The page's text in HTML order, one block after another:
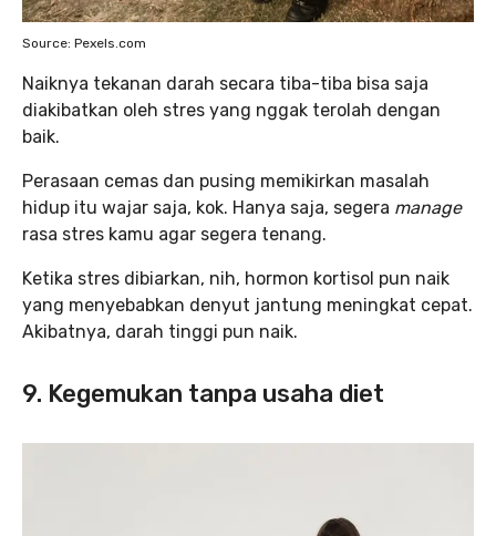
Source: Pexels.com
Naiknya tekanan darah secara tiba-tiba bisa saja
diakibatkan oleh stres yang nggak terolah dengan
baik.
Perasaan cemas dan pusing memikirkan masalah
hidup itu wajar saja, kok. Hanya saja, segera manage
rasa stres kamu agar segera tenang.
Ketika stres dibiarkan, nih, hormon kortisol pun naik
yang menyebabkan denyut jantung meningkat cepat.
Akibatnya, darah tinggi pun naik.
9. Kegemukan tanpa usaha diet